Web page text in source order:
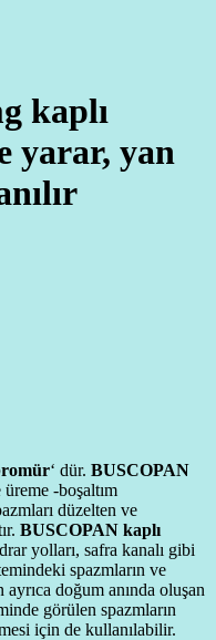
kaplı
yarar, yan
‘ dür. BUSCOPAN
-boşaltım
düzelten ve
BUSCOPAN kaplı
yolları, safra kanalı gibi
spazmların ve
doğum anında oluşan
görülen spazmların
için de kullanılabilir.